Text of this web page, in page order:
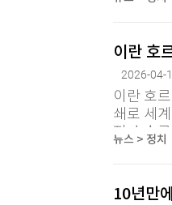
[모집-3기-] 돈버는
령의 방
이란 호
2026-04-
이란 호
쇄로 세
지 수송
널드 트
뉴스 > 정치
10년만